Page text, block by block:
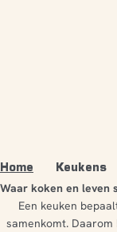
Home
Keukens
Waar koken en leven
Een keuken
samenkomt.